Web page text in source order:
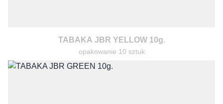
TABAKA JBR YELLOW 10g.
opakowanie 10 sztuk